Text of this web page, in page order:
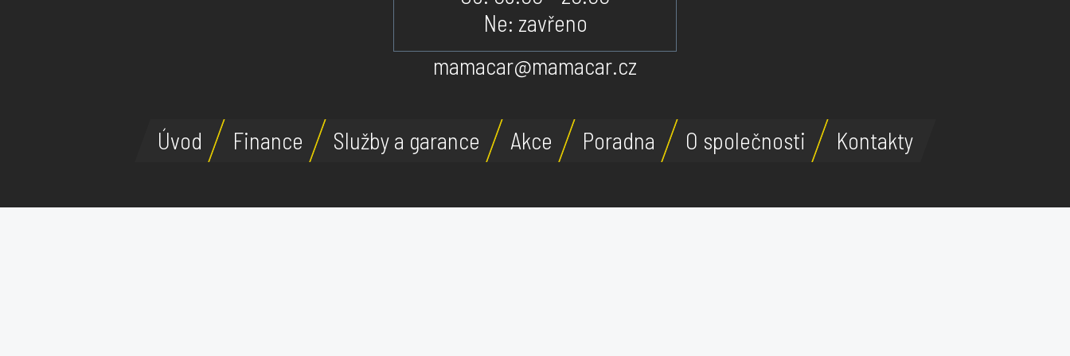
Ne: zavřeno
mamacar@mamacar.cz
Úvod Finance Služby a garance Akce Poradna O společnosti Kontakty